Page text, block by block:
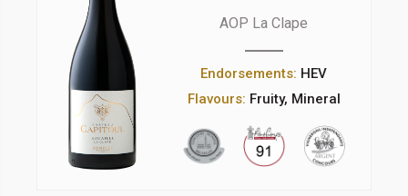
AOP La Clape
Endorsements: HEV
Flavours: Fruity, Mineral